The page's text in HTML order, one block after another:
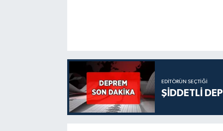
EDITÖRÜN SEÇTIĞI
ŞİDDETLİ